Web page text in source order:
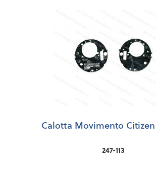
Calotta Movimento Citizen
247-113